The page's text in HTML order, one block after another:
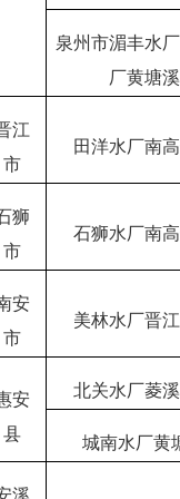
泉州市湄丰水
厂黄塘
江
市
田洋水厂南
狮
市
石狮水厂南
安
市
美林水厂晋
安
县
北关水厂菱
城南水厂黄